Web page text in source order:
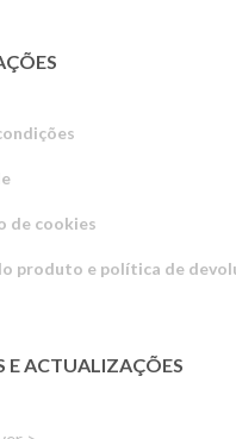
de cookies
produto e política de
E ACTUALIZAÇÕES